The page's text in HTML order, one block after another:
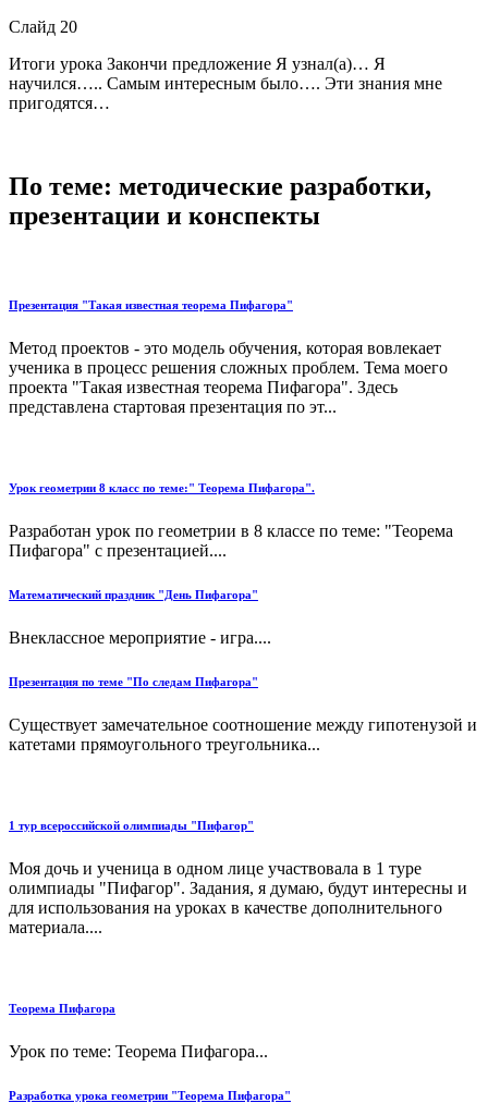
Слайд 20
Итоги урока Закончи предложение Я узнал(а)… Я
научился….. Самым интересным было…. Эти знания мне
пригодятся…
По теме: методические разработки,
презентации и конспекты
Презентация "Такая известная теорема Пифагора"
Метод проектов - это модель обучения, которая вовлекает
ученика в процесс решения сложных проблем. Тема моего
проекта "Такая известная теорема Пифагора". Здесь
представлена стартовая презентация по эт...
Урок геометрии 8 класс по теме:" Теорема Пифагора".
Разработан урок по геометрии в 8 классе по теме: "Теорема
Пифагора" с презентацией....
Математический праздник "День Пифагора"
Внеклассное мероприятие - игра....
Презентация по теме "По следам Пифагора"
Существует замечательное соотношение между гипотенузой и
катетами прямоугольного треугольника...
1 тур всероссийской олимпиады "Пифагор"
Моя дочь и ученица в одном лице участвовала в 1 туре
олимпиады "Пифагор". Задания, я думаю, будут интересны и
для использования на уроках в качестве дополнительного
материала....
Теорема Пифагора
Урок по теме: Теорема Пифагора...
Разработка урока геометрии "Теорема Пифагора"